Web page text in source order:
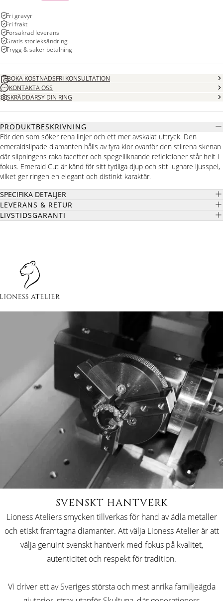
Fri gravyr
Fri frakt
Försäkrad leverans
Gratis storleksändring
Trygg & säker betalning
BOKA KOSTNADSFRI KONSULTATION
KONTAKTA OSS
SKRÄDDARSY DIN RING
PRODUKTBESKRIVNING
För den som söker rena linjer och ett mer avskalat uttryck. Den
emeraldslipade diamanten hålls av fyra klor ovanför den stilrena skenan
där slipningens raka facetter och spegelliknande reflektioner står helt i
fokus. Emerald Cut är känd för sitt tydliga djup och sitt lugnare ljusspel,
vilket ger ringen en elegant och distinkt karaktär.
SPECIFIKA DETALJER
LEVERANS & RETUR
LIVSTIDSGARANTI
SVENSKT HANTVERK
Lioness Ateliers smycken tillverkas för hand av ädla metaller
och etiskt framtagna diamanter. Att välja Lioness Atelier är att
välja genuint svenskt hantverk med fokus på kvalitet,
autenticitet och respekt för tradition.
Vi driver ett av Sveriges största och mest anrika familjeägda